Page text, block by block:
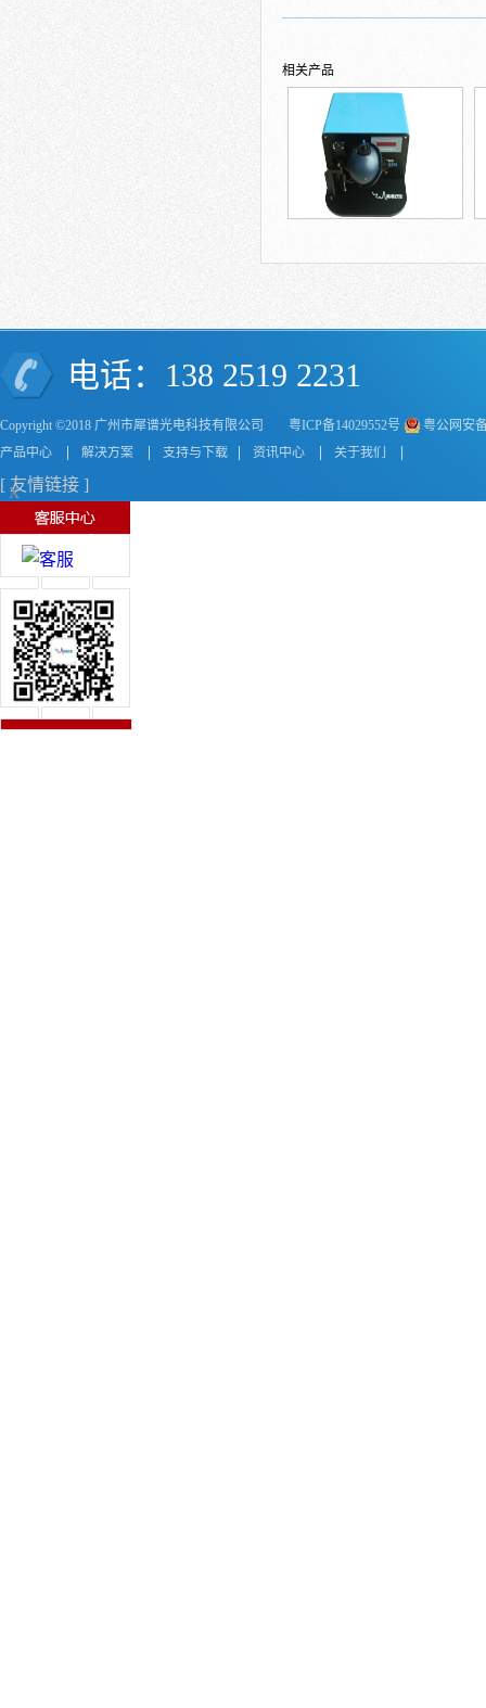
相关产品
[ 友情链接 ]
产品中心 解决方案 支持与下载 资讯中心 关于我们
Copyright ©2018 广州市犀谱光电科技有限公司 粤ICP备14029552号 粤公网安
电话：138 2519 2231
X